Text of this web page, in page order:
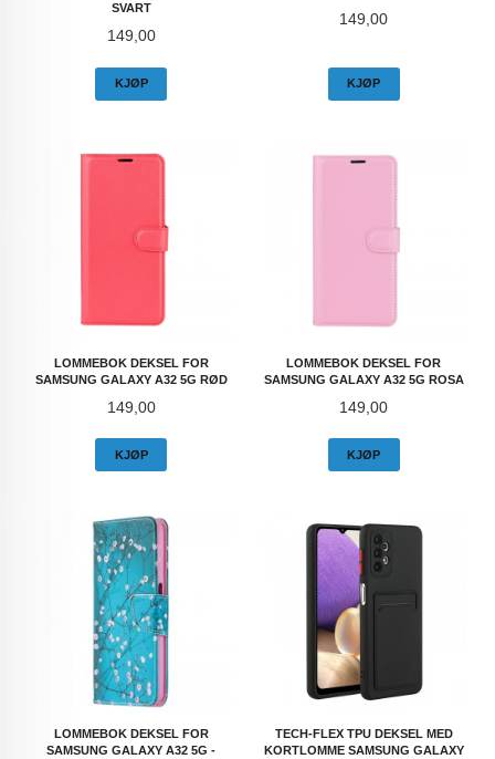
SVART
Pris
149,00
KJØP
Pris
149,00
KJØP
LOMMEBOK DEKSEL FOR
SAMSUNG GALAXY A32 5G RØD
Pris
149,00
KJØP
LOMMEBOK DEKSEL FOR
SAMSUNG GALAXY A32 5G ROSA
Pris
149,00
KJØP
LOMMEBOK DEKSEL FOR
SAMSUNG GALAXY A32 5G -
TECH-FLEX TPU DEKSEL MED
KORTLOMME SAMSUNG GALAXY